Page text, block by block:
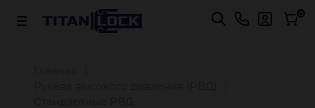
Важно! Для оплаты заказов Подробнее 0